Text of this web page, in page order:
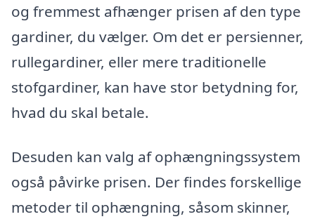
og fremmest afhænger prisen af den type
gardiner, du vælger. Om det er persienner,
rullegardiner, eller mere traditionelle
stofgardiner, kan have stor betydning for,
hvad du skal betale.
Desuden kan valg af ophængningssystem
også påvirke prisen. Der findes forskellige
metoder til ophængning, såsom skinner,